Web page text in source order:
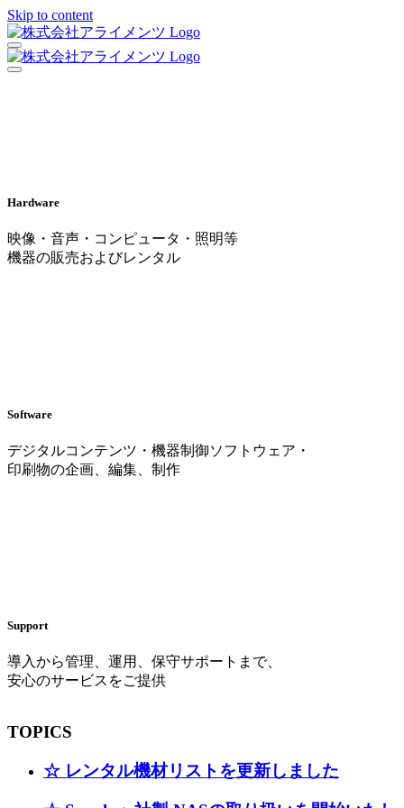
Skip to content
Hardware
映像・音声・コンピュータ・照明等
機器の販売およびレンタル
Software
デジタルコンテンツ・機器制御ソフトウェア・
印刷物の企画、編集、制作
Support
導入から管理、運用、保守サポートまで、
安心のサービスをご提供
TOPICS
☆ レンタル機材リストを更新しました